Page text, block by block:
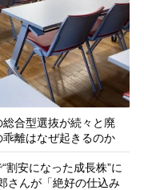
合型選抜が続々と廃
離はなぜ起きるのか
割安になった成長株”に
さんが「絶好の仕込み